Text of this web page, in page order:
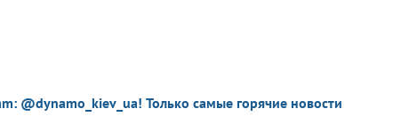
@dynamo_kiev_ua! Только самые горячие новости